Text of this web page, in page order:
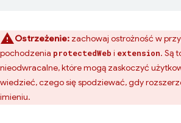
Ostrzeżenie: zachowaj ostrożność w
pochodzenia protectedWeb i extension. Są
nieodwracalne, które mogą zaskoczyć
wiedzieć, czego się spodziewać, gdy
imieniu.